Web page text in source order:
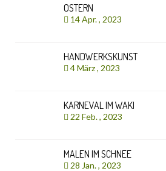
OSTERN
14 Apr. , 2023
HANDWERKSKUNST
4 März , 2023
KARNEVAL IM WAKI
22 Feb. , 2023
MALEN IM SCHNEE
28 Jan. , 2023